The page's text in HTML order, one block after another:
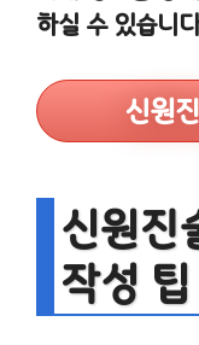
하실 수 있습니
신원
신원진
작성 팁